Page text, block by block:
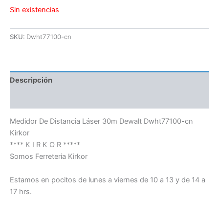
Sin existencias
SKU: Dwht77100-cn
Descripción
Medidor De Distancia Láser 30m Dewalt Dwht77100-cn
Kirkor
**** K I R K O R *****
Somos Ferreteria Kirkor
Estamos en pocitos de lunes a viernes de 10 a 13 y de 14 a
17 hrs.